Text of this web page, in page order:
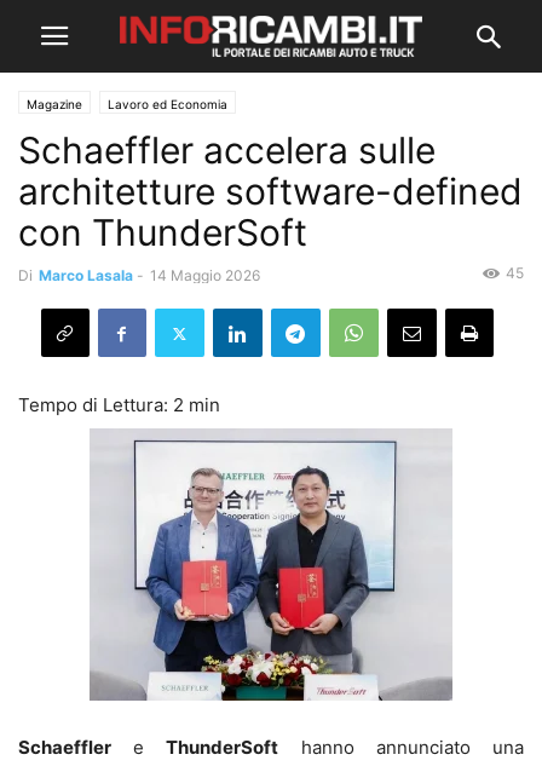
Magazine Lavoro ed Economia
Schaeffler accelera sulle
architetture software-defined
con ThunderSoft
Di Marco Lasala - 14 Maggio 2026 45
Schaeffler eThunderSoft hanno annunciato una